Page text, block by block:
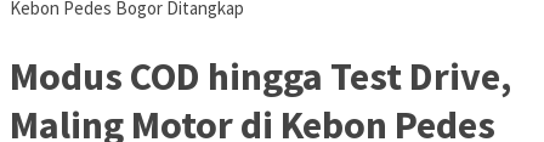
Kebon Pedes Bogor Ditangkap
Modus COD hingga Test Drive,
Maling Motor di Kebon Pedes